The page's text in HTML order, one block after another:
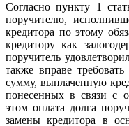
Согласно пункту 1
поручителю,
кредитора по этому
кредитору как
поручитель
также вправе
сумму, выплаченную
понесенных в связи с
этом оплата долга
замены кредитора в